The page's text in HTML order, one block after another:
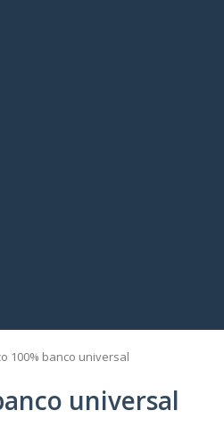
100% banco universal
universal